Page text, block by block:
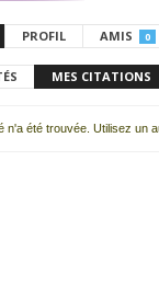
PROFIL AMIS 0
MES CITATIONS
n'a été trouvée. Utilisez un